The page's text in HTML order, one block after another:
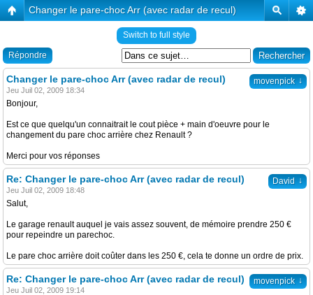
Changer le pare-choc Arr (avec radar de recul)
Switch to full style
Répondre
movenpick ↓
Changer le pare-choc Arr (avec radar de recul)
Jeu Juil 02, 2009 18:34
Bonjour,
Est ce que quelqu'un connaitrait le cout pièce + main d'oeuvre pour le
changement du pare choc arrière chez Renault ?
Merci pour vos réponses
David ↓
Re: Changer le pare-choc Arr (avec radar de recul)
Jeu Juil 02, 2009 18:48
Salut,
Le garage renault auquel je vais assez souvent, de mémoire prendre 250 €
pour repeindre un parechoc.
Le pare choc arrière doit coûter dans les 250 €, cela te donne un ordre de prix.
movenpick ↓
Re: Changer le pare-choc Arr (avec radar de recul)
Jeu Juil 02, 2009 19:14